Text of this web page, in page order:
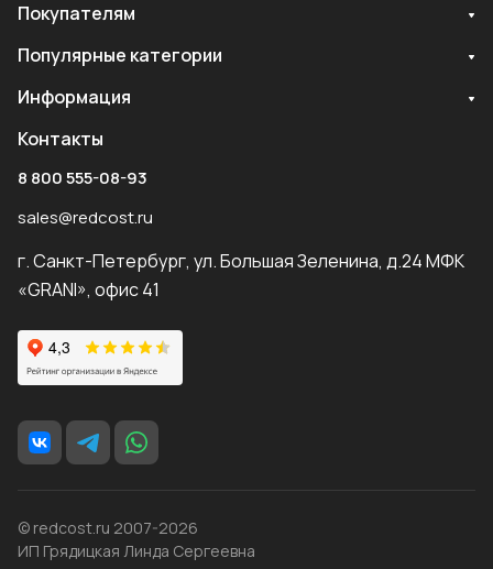
Покупателям
Популярные категории
Информация
Контакты
8 800 555-08-93
sales@redcost.ru
г. Санкт-Петербург, ул. Большая Зеленина, д.24 МФК
«GRANI», офис 41
© redcost.ru 2007-2026
ИП Грядицкая Линда Сергеевна